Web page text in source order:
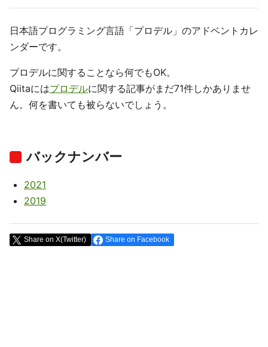
日本語プログラミング言語「プロデル」のアドベントカレ
ンダーです。
プロデルに関することなら何でもOK。
Qiitaにはプロデルに関する記事がまだ71件しかありませ
ん。何を書いても被らないでしょう。
バックナンバー
2021
2019
Share on X(Twitter) Share on Facebook